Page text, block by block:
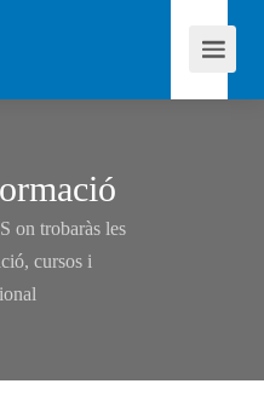
on trobaràs les
cursos i